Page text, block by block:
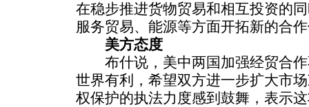
在稳步推进货物贸易和相互投资的
服务贸易、能源等方面开拓新的合
美方态度
布什说，美中两国加强经贸合作
世界有利，希望双方进一步扩大市
权保护的执法力度感到鼓舞，表示